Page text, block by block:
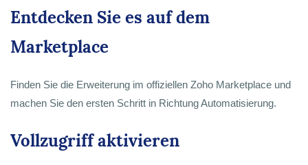
Entdecken Sie es auf dem
Marketplace
Finden Sie die Erweiterung im offiziellen Zoho Marketplace und
machen Sie den ersten Schritt in Richtung Automatisierung.
Vollzugriff aktivieren